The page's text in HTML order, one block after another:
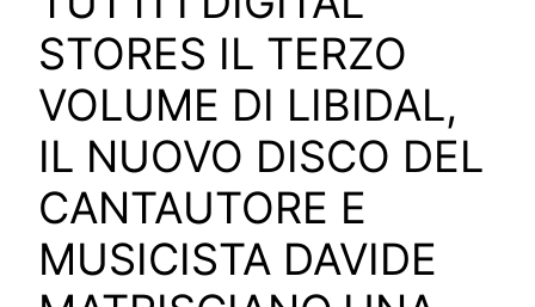
STORES IL TERZO
VOLUME DI LIBIDAL,
IL NUOVO DISCO DEL
CANTAUTORE E
MUSICISTA DAVIDE